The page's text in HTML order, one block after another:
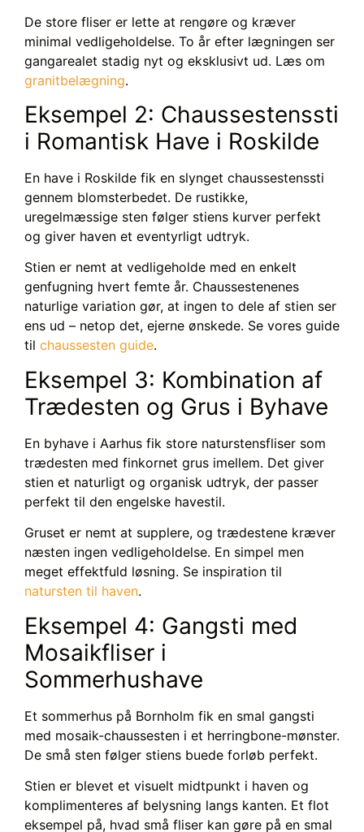
De store fliser er lette at rengøre og kræver
minimal vedligeholdelse. To år efter lægningen ser
gangarealet stadig nyt og eksklusivt ud. Læs om
granitbelægning.
Eksempel 2: Chaussestenssti
i Romantisk Have i Roskilde
En have i Roskilde fik en slynget chaussestenssti
gennem blomsterbedet. De rustikke,
uregelmæssige sten følger stiens kurver perfekt
og giver haven et eventyrligt udtryk.
Stien er nemt at vedligeholde med en enkelt
genfugning hvert femte år. Chaussestenenes
naturlige variation gør, at ingen to dele af stien ser
ens ud – netop det, ejerne ønskede. Se vores guide
til chaussesten guide.
Eksempel 3: Kombination af
Trædesten og Grus i Byhave
En byhave i Aarhus fik store naturstensfliser som
trædesten med finkornet grus imellem. Det giver
stien et naturligt og organisk udtryk, der passer
perfekt til den engelske havestil.
Gruset er nemt at supplere, og trædestene kræver
næsten ingen vedligeholdelse. En simpel men
meget effektfuld løsning. Se inspiration til
natursten til haven.
Eksempel 4: Gangsti med
Mosaikfliser i
Sommerhushave
Et sommerhus på Bornholm fik en smal gangsti
med mosaik-chaussesten i et herringbone-mønster.
De små sten følger stiens buede forløb perfekt.
Stien er blevet et visuelt midtpunkt i haven og
komplimenteres af belysning langs kanten. Et flot
eksempel på, hvad små fliser kan gøre på en smal